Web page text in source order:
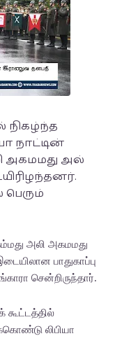
நிகழ்ந்த
நாட்டின்
அகமமது அல்
அலி அகமமது
பாதுகாப்பு
சென்றிருந்தார்.
கூட்டத்தில்
லிபியா